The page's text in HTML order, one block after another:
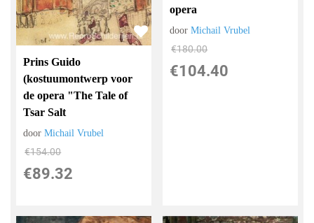
Prins Guido
(kostuumontwerp voor
de opera "The Tale of
Tsar Salt
doorMichail Vrubel
€154.00
€89.32
opera
doorMichail Vrubel
€180.00
€104.40